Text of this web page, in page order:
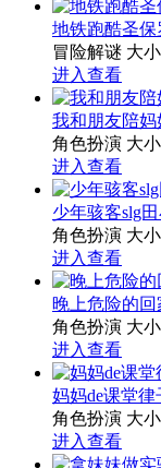
地铁跑酷圣保
冒险解谜 大
进入查看
我和朋友陪妈
角色扮演 大
进入查看
少年骇客slg
角色扮演 大
进入查看
晚上危险的
角色扮演 大
进入查看
妈妈de课堂律
角色扮演 大
进入查看